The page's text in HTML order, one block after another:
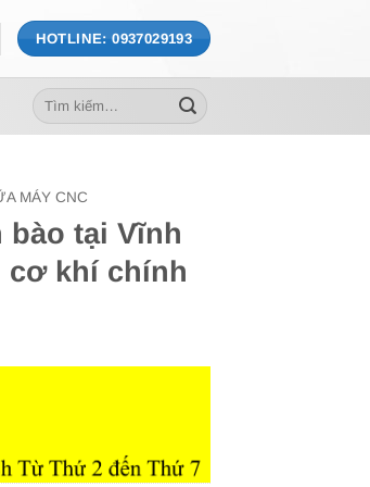
HOTLINE: 0937029193
Tìm
kiếm:
MÁY CNC
bào tại Vĩnh
cơ khí chính